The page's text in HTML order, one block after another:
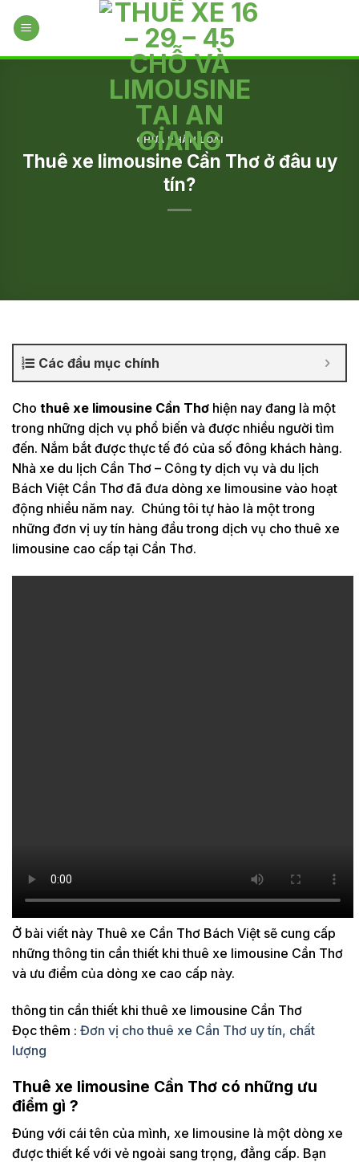
CHƯA PHÂN LOẠI
Thuê xe limousine Cần Thơ ở đâu uy
tín?
Các đầu mục chính
Cho thuê xe limousine Cần Thơ hiện nay đang là một
trong những dịch vụ phổ biến và được nhiều người tìm
đến. Nắm bắt được thực tế đó của số đông khách hàng.
Nhà xe du lịch Cần Thơ – Công ty dịch vụ và du lịch
Bách Việt Cần Thơ đã đưa dòng xe limousine vào hoạt
động nhiều năm nay. Chúng tôi tự hào là một trong
những đơn vị uy tín hàng đầu trong dịch vụ cho thuê xe
limousine cao cấp tại Cần Thơ.
Ở bài viết này Thuê xe Cần Thơ Bách Việt sẽ cung cấp
những thông tin cần thiết khi thuê xe limousine Cần Thơ
và ưu điểm của dòng xe cao cấp này.
thông tin cần thiết khi thuê xe limousine Cần Thơ
Đọc thêm : Đơn vị cho thuê xe Cần Thơ uy tín, chất
lượng
Thuê xe limousine Cần Thơ có những ưu
điểm gì ?
Đúng với cái tên của mình, xe limousine là một dòng xe
được thiết kế với vẻ ngoài sang trọng, đẳng cấp. Bạn